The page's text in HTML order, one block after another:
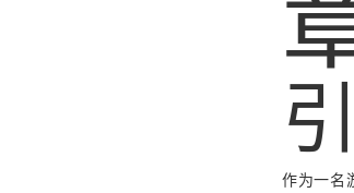
作为一名